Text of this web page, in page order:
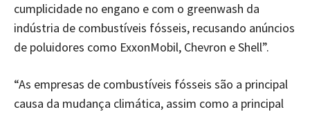
cumplicidade no engano e com o greenwash da
indústria de combustíveis fósseis, recusando anúncios
de poluidores como ExxonMobil, Chevron e Shell”.
“As empresas de combustíveis fósseis são a principal
causa da mudança climática, assim como a principal